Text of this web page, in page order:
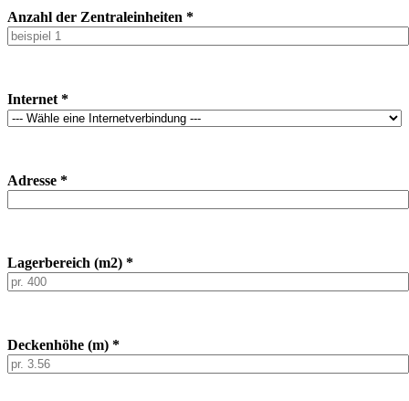
Anzahl der Zentraleinheiten *
Internet *
Adresse *
Lagerbereich (m2) *
Deckenhöhe (m) *